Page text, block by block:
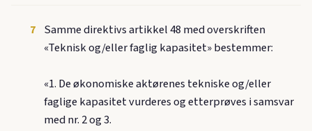
7 Samme direktivs artikkel 48 med overskriften
«Teknisk og/eller faglig kapasitet» bestemmer:
«1. De økonomiske aktørenes tekniske og/eller
faglige kapasitet vurderes og etterprøves i samsvar
med nr. 2 og 3.